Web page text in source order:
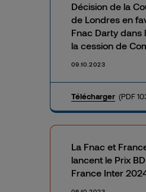
Décision de la
de Londres en
Fnac Darty dans
la cession de
09.10.2023
Télécharger (PDF
La Fnac et
lancent le Prix
France Inter